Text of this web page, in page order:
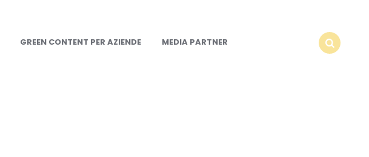
GREEN CONTENT PER AZIENDE
MEDIA PARTNER